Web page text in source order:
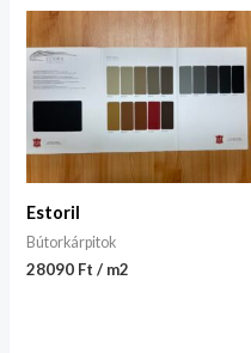
Estoril
Bútorkárpitok
28090 Ft / m2